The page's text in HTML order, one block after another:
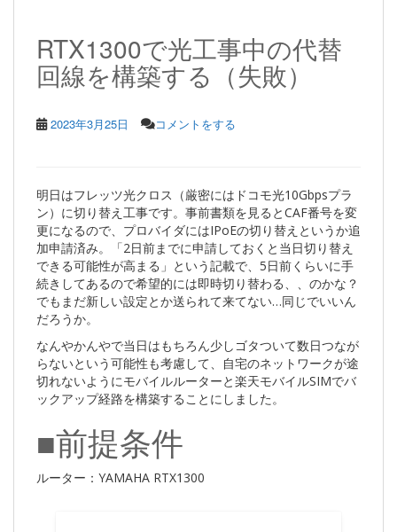
RTX1300で光工事中の代替
回線を構築する（失敗）
2023年3月25日 コメントをする
明日はフレッツ光クロス（厳密にはドコモ光10Gbpsプラ
ン）に切り替え工事です。事前書類を見るとCAF番号を変
更になるので、プロバイダにはIPoEの切り替えというか追
加申請済み。「2日前までに申請しておくと当日切り替え
できる可能性が高まる」という記載で、5日前くらいに手
続きしてあるので希望的には即時切り替わる、、のかな？
でもまだ新しい設定とか送られて来てない…同じでいいん
だろうか。
なんやかんやで当日はもちろん少しゴタついて数日つなが
らないという可能性も考慮して、自宅のネットワークが途
切れないようにモバイルルーターと楽天モバイルSIMでバ
ックアップ経路を構築することにしました。
■前提条件
ルーター：YAMAHA RTX1300